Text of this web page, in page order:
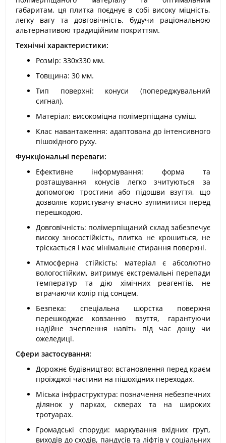
габаритам, ця плитка поєднує в собі високу міцність,
легку вагу та довговічність, будучи раціональною
альтернативою традиційним покриттям.
Технічні характеристики:
Розмір: 330х330 мм.
Товщина: 30 мм.
Тип поверхні: конуси (попереджувальний
сигнал).
Матеріал: високоміцна полімерпіщана суміш.
Клас навантаження: адаптована до інтенсивного
пішохідного руху.
Функціональні переваги:
Ефективне інформування: форма та
розташування конусів легко зчитуються за
допомогою тростини або підошви взуття, що
дозволяє користувачу вчасно зупинитися перед
перешкодою.
Довговічність: полімерпіщаний склад забезпечує
високу зносостійкість, плитка не крошиться, не
тріскається і має мінімальне стирання поверхні.
Атмосферна стійкість: матеріал є абсолютно
вологостійким, витримує екстремальні перепади
температур та дію хімічних реагентів, не
втрачаючи колір під сонцем.
Безпека: спеціальна шорстка поверхня
перешкоджає ковзанню взуття, гарантуючи
надійне зчеплення навіть під час дощу чи
ожеледиці.
Сфери застосування:
Дорожнє будівництво: встановлення перед краєм
проїжджої частини на пішохідних переходах.
Міська інфраструктура: позначення небезпечних
ділянок у парках, скверах та на широких
тротуарах.
Громадські споруди: маркування вхідних груп,
виходів до сходів, пандусів та ліфтів у соціальних